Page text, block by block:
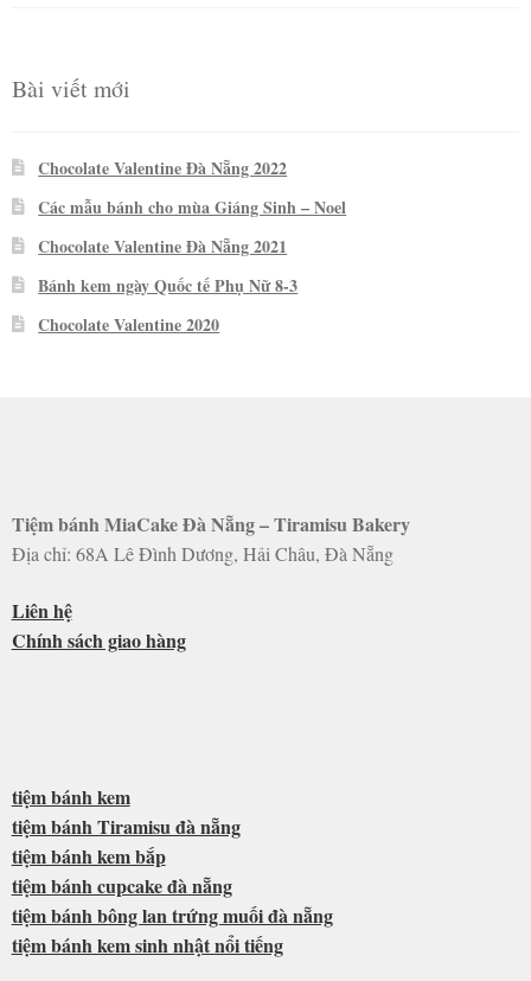
Bài viết mới
Chocolate Valentine Đà Nẵng 2022
Các mẫu bánh cho mùa Giáng Sinh – Noel
Chocolate Valentine Đà Nẵng 2021
Bánh kem ngày Quốc tế Phụ Nữ 8-3
Chocolate Valentine 2020
Tiệm bánh MiaCake Đà Nẵng – Tiramisu Bakery
Địa chỉ: 68A Lê Đình Dương, Hải Châu, Đà Nẵng
Liên hệ
Chính sách giao hàng
tiệm bánh kem
tiệm bánh Tiramisu đà nẵng
tiệm bánh kem bắp
tiệm bánh cupcake đà nẵng
tiệm bánh bông lan trứng muối đà nẵng
tiệm bánh kem sinh nhật nổi tiếng